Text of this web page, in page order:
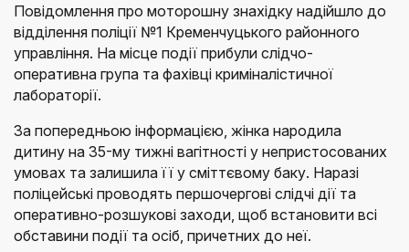
Повідомлення про моторошну знахідку надійшло до
відділення поліції №1 Кременчуцького районного
управління. На місце події прибули слідчо-
оперативна група та фахівці криміналістичної
лабораторії.
За попередньою інформацією, жінка народила
дитину на 35-му тижні вагітності у непристосованих
умовах та залишила її у сміттєвому баку. Наразі
поліцейські проводять першочергові слідчі дії та
оперативно-розшукові заходи, щоб встановити всі
обставини події та осіб, причетних до неї.